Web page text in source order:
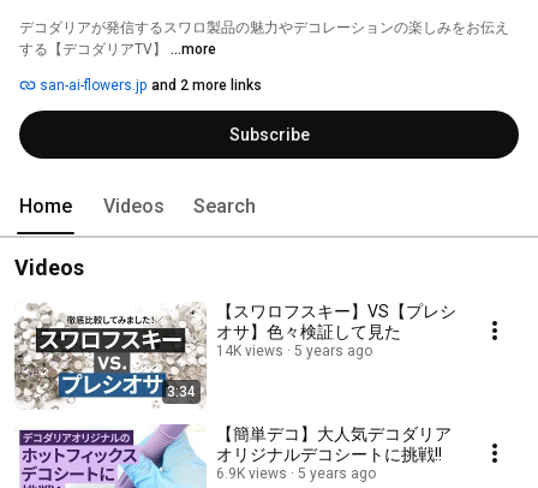
デコダリアが発信するスワロ製品の魅力やデコレーションの楽しみをお伝え
する【デコダリアTV】 ...more
san-ai-flowers.jp and 2 more links
Subscribe
Home Videos Search
Videos
3:34
【スワロフスキー】VS【プレシ
オサ】色々検証して見た
14K views 5 years ago
【簡単デコ】大人気デコダリア
オリジナルデコシートに挑戦!!
6.9K views 5 years ago